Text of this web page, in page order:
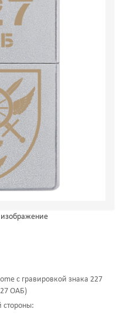
с гравировкой знака 227
ОАБ)
стороны: